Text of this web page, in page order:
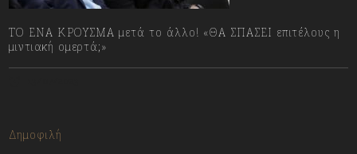
ΤΟ ΕΝΑ ΚΡΟΥΣΜΑ μετά το άλλο! «ΘΑ ΣΠΑΣΕΙ επιτέλους η
μιντιακή ομερτά;»
Δημοφιλή